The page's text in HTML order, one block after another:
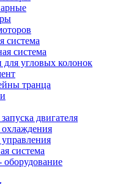
система
система
для угловых колонок
транца
двигателя
система
оборудование